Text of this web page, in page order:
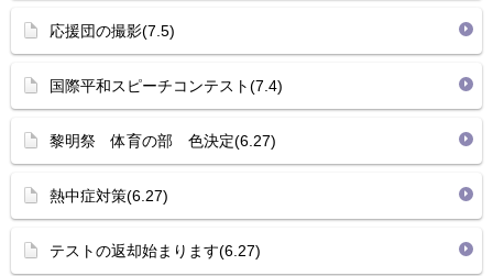
応援団の撮影(7.5)
国際平和スピーチコンテスト(7.4)
黎明祭 体育の部 色決定(6.27)
熱中症対策(6.27)
テストの返却始まります(6.27)